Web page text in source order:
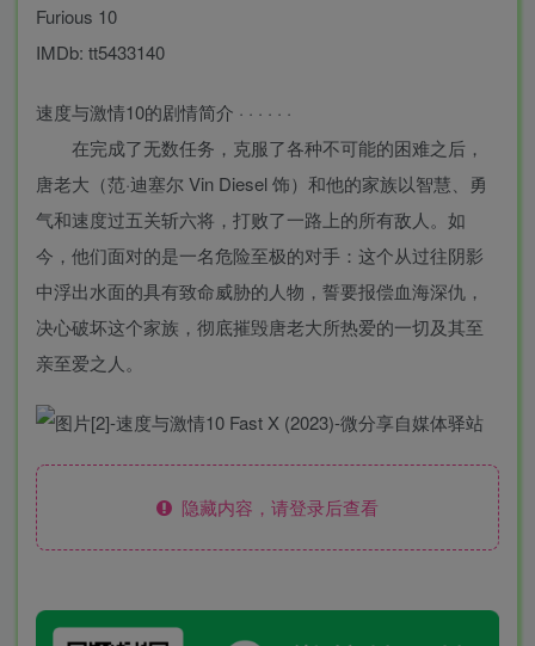
Furious 10
IMDb: tt5433140
速度与激情10的剧情简介 · · · · · ·
在完成了无数任务，克服了各种不可能的困难之后，
唐老大（范·迪塞尔 Vin Diesel 饰）和他的家族以智慧、勇
气和速度过五关斩六将，打败了一路上的所有敌人。如
今，他们面对的是一名危险至极的对手：这个从过往阴影
中浮出水面的具有致命威胁的人物，誓要报偿血海深仇，
决心破坏这个家族，彻底摧毁唐老大所热爱的一切及其至
亲至爱之人。
隐藏内容，请登录后查看